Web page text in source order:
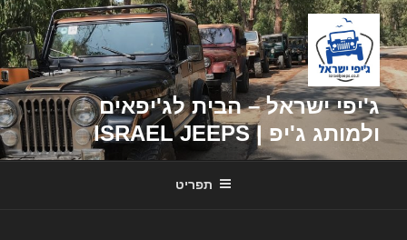
דילוג
לתוכן
ג'יפי ישראל – הבית לג'יפאים
ולמותג ג'יפ | ISRAEL JEEPS
תפריט